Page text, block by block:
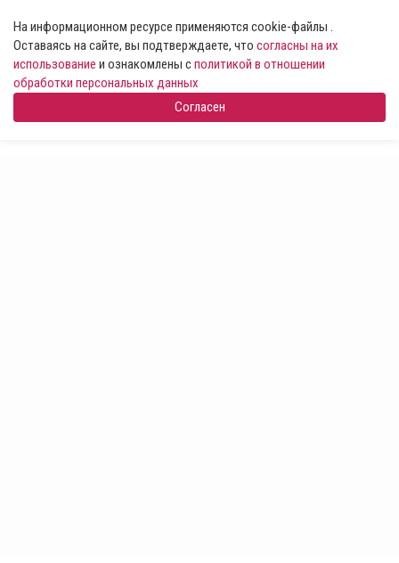
На информационном ресурсе применяются cookie-файлы .
Оставаясь на сайте, вы подтверждаете, что согласны на их
использование и ознакомлены сполитикой в отношении
обработки персональных данных
Согласен